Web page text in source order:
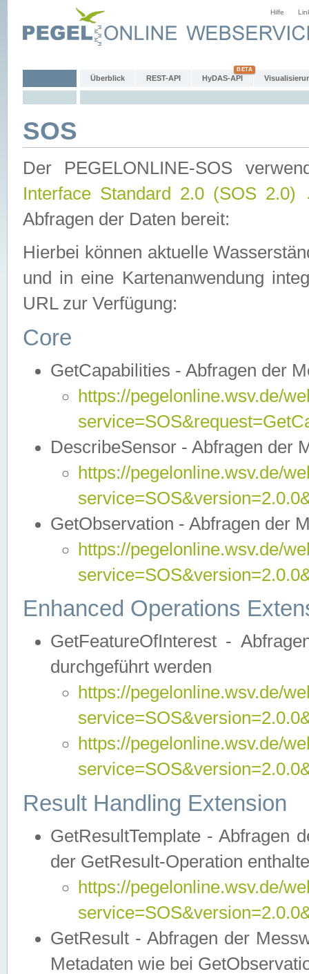
Hilfe
Überblick REST-API HyDAS-API
SOS
Der PEGELONLINE-SOS
Interface Standard 2.0 (SOS 2.0)
Abfragen der Daten bereit:
Hierbei können aktuelle
und in eine Kartenanwendung
URL zur Verfügung:
Core
GetCapabilities - Abfragen der
https://pegelonline.wsv.de/
DescribeSensor - Abfragen der
https://pegelonline.wsv.de/
GetObservation - Abfragen der
https://pegelonline.wsv.de/
Enhanced Operations
GetFeatureOfInterest -
durchgeführt werden
https://pegelonline.wsv.de/
https://pegelonline.wsv.de/
Result Handling Extension
GetResultTemplate - Abfragen
der GetResult-Operation
https://pegelonline.wsv.de/
GetResult - Abfragen der
Metadaten wie bei